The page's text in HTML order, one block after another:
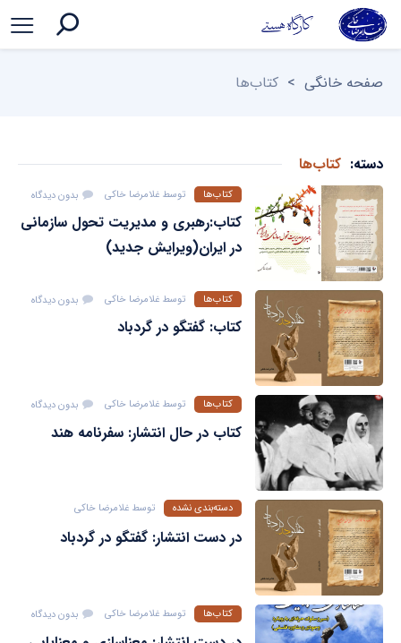
صفحه خانگی > کتاب‌ها
دسته: کتاب‌ها
کتاب‌ها توسط غلامرضا خاکی بدون دیدگاه
کتاب:رهبری و مدیریت تحول سازمانی
در ایران(ویرایش جدید)
کتاب‌ها توسط غلامرضا خاکی بدون دیدگاه
کتاب: گفتگو در گردباد
کتاب‌ها توسط غلامرضا خاکی بدون دیدگاه
کتاب در حال انتشار: سفرنامه هند
دسته‌بندی نشده توسط غلامرضا خاکی
در دست انتشار: گفتگو در گردباد
کتاب‌ها توسط غلامرضا خاکی بدون دیدگاه